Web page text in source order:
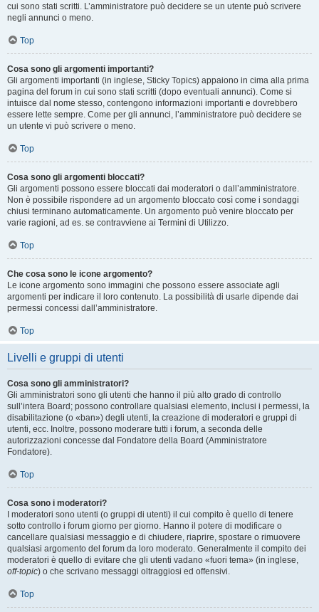
cui sono stati scritti. L’amministratore può decidere se un utente può scrivere
negli annunci o meno.
Top
Cosa sono gli argomenti importanti?
Gli argomenti importanti (in inglese, Sticky Topics) appaiono in cima alla prima
pagina del forum in cui sono stati scritti (dopo eventuali annunci). Come si
intuisce dal nome stesso, contengono informazioni importanti e dovrebbero
essere lette sempre. Come per gli annunci, l’amministratore può decidere se
un utente vi può scrivere o meno.
Top
Cosa sono gli argomenti bloccati?
Gli argomenti possono essere bloccati dai moderatori o dall’amministratore.
Non è possibile rispondere ad un argomento bloccato così come i sondaggi
chiusi terminano automaticamente. Un argomento può venire bloccato per
varie ragioni, ad es. se contravviene ai Termini di Utilizzo.
Top
Che cosa sono le icone argomento?
Le icone argomento sono immagini che possono essere associate agli
argomenti per indicare il loro contenuto. La possibilità di usarle dipende dai
permessi concessi dall’amministratore.
Top
Livelli e gruppi di utenti
Cosa sono gli amministratori?
Gli amministratori sono gli utenti che hanno il più alto grado di controllo
sull’intera Board; possono controllare qualsiasi elemento, inclusi i permessi, la
disabilitazione (o «ban») degli utenti, la creazione di moderatori e gruppi di
utenti, ecc. Inoltre, possono moderare tutti i forum, a seconda delle
autorizzazioni concesse dal Fondatore della Board (Amministratore
Fondatore).
Top
Cosa sono i moderatori?
I moderatori sono utenti (o gruppi di utenti) il cui compito è quello di tenere
sotto controllo i forum giorno per giorno. Hanno il potere di modificare o
cancellare qualsiasi messaggio e di chiudere, riaprire, spostare o rimuovere
qualsiasi argomento del forum da loro moderato. Generalmente il compito dei
moderatori è quello di evitare che gli utenti vadano «fuori tema» (in inglese,
off-topic) o che scrivano messaggi oltraggiosi ed offensivi.
Top